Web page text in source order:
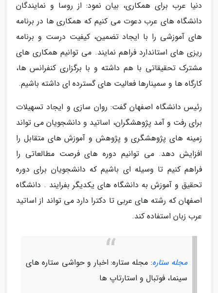
دنیا عرب برای همکاری، بیان نمود: از روسا و نمایندگان
دانشگاه های عرب دعوت می کنیم که همکاری ها در برنامه
های آموزشی را با ایجاد تضمین، کیفیت درست و برنامه
ریزی های استاندارد فراهم نمایند. می توانیم همکاری های
مشترک تحقیقاتی با هم داشته و با برگزاری کنفرانس ها،
کارگاه ها و سمینارها فعالیت های گسترده ای داشته باشیم.
رئیس دانشگاه اصفهان گفت: روان سازی و ایجاد تسهیلات
برای رفت و آمد پژوهشگران، اساتید و دانشجویان می تواند
زمینه های پژوهشگری و پژوهش و آموزش های متقابل را
افزایش دهد. می توانیم دوره های فرصت مطالعاتی را
فراهم کنیم تا وسیله ای باشیم که دانشجویان برای دوره
تحقیق و آموزش به دانشگاه های یکدیگر بفرایند . دانشگاه
اصفهان که رشته های عربی تا دکترا دارد می تواند از اساتید
عرب زبان استفاده کند.
مجله ستاره: مجله ستاره: اخبار و حواشی ستاره های
سینما، فوتبال و استارتاپ ها